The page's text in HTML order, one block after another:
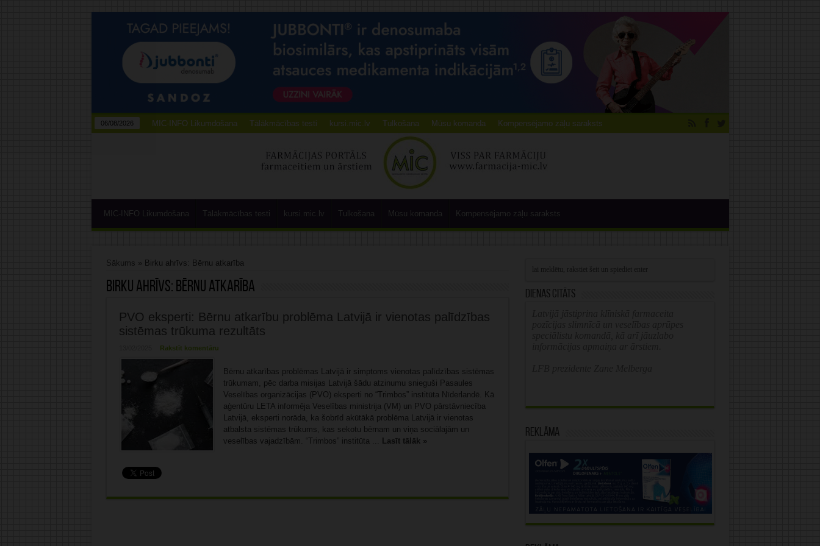
06/08/2026 MIC-INFO Likumdošana Tālākmācības testi kursi.mic.lv Tulkošana Mūsu komanda Kompensējamo zāļu saraksts
MIC-INFO Likumdošana Tālākmācības testi kursi.mic.lv Tulkošana Mūsu komanda Kompensējamo zāļu saraksts
Sākums » Birku ahrīvs: Bērnu atkarība
Birku ahrīvs: Bērnu atkarība
PVO eksperti: Bērnu atkarību problēma Latvijā ir vienotas palīdzības
sistēmas trūkuma rezultāts
Rakstīt komentāru
Bērnu atkarības problēmas Latvijā ir simptoms vienotas palīdzības sistēmas
trūkumam, pēc darba misijas Latvijā šādu atzinumu snieguši Pasaules
Veselības organizācijas (PVO) eksperti no “Trimbos” institūta Nīderlandē. Kā
aģentūru LETA informēja Veselības ministrija (VM) un PVO pārstāvniecība
Latvijā, eksperti norāda, ka šobrīd akūtākā problēma Latvijā ir vienotas
atbalsta sistēmas trūkums, kas sekotu bērnam un viņa sociālajām un
veselības vajadzībām. “Trimbos” institūta ... Lasīt tālāk »
Dienas citāts
Reklāma